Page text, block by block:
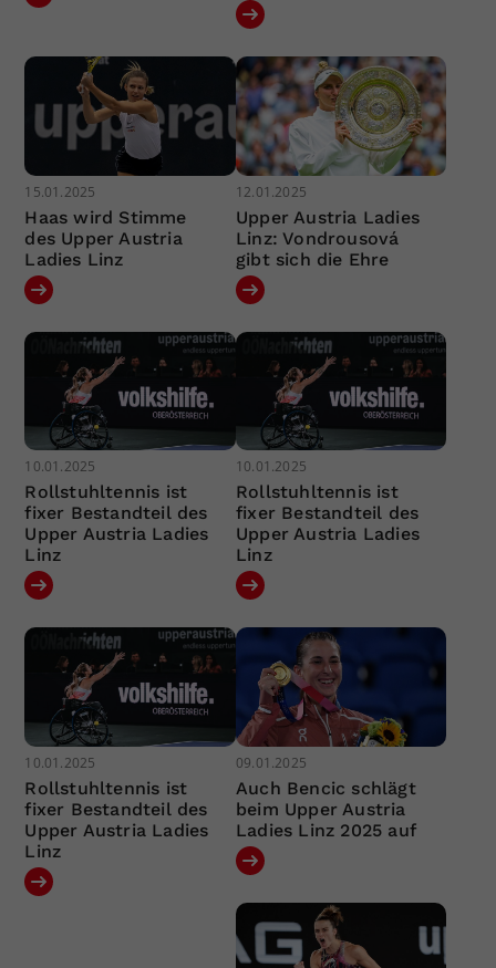
15.01.2025
Haas wird Stimme
des Upper Austria
Ladies Linz
12.01.2025
Upper Austria Ladies
Linz: Vondrousová
gibt sich die Ehre
10.01.2025
Rollstuhltennis ist
fixer Bestandteil des
Upper Austria Ladies
Linz
10.01.2025
Rollstuhltennis ist
fixer Bestandteil des
Upper Austria Ladies
Linz
10.01.2025
Rollstuhltennis ist
fixer Bestandteil des
Upper Austria Ladies
Linz
09.01.2025
Auch Bencic schlägt
beim Upper Austria
Ladies Linz 2025 auf